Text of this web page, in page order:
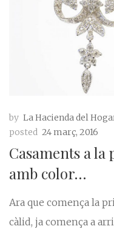
by La Hacienda del
posted 24 març, 2016
Casaments a
amb color…
Ara que comença la
càlid, ja comença a